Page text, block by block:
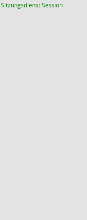
SitzungsdienstSession(Wird in